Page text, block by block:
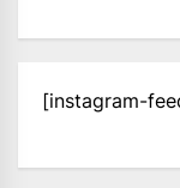
[instagram-